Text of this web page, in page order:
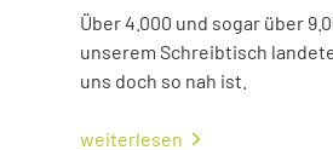
Über 4.000 und sogar über
unserem Schreibtisch
uns doch so nah ist.
weiterlesen